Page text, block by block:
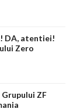
DA, atentiei!
Zero
ZF